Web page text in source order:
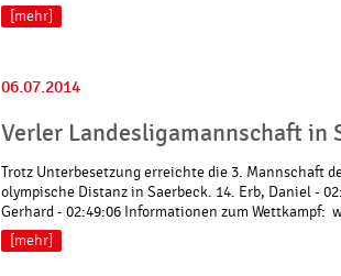
[mehr]
06.07.2014
Verler Landesligamannschaft in
Trotz Unterbesetzung erreichte die 3. Mannschaft
olympische Distanz in Saerbeck. 14. Erb, Daniel -
Gerhard - 02:49:06 Informationen zum Wettkampf:
[mehr]